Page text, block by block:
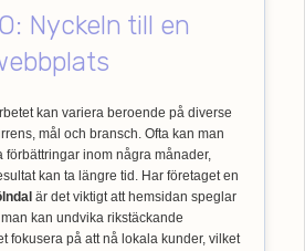
Nyckeln till en
kan variera beroende på diverse
mål och bransch. Ofta kan man
förbättringar inom några månader,
kan ta längre tid. Har företaget en
är det viktigt att hemsidan speglar
kan undvika rikstäckande
fokusera på att nå lokala kunder, vilket